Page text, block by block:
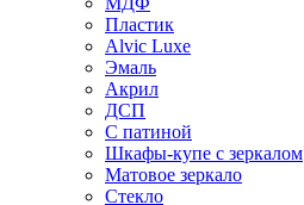
Пластик
Alvic Luxe
Эмаль
Акрил
ДСП
С патиной
Шкафы-купе с зеркалом
Матовое зеркало
Стекло